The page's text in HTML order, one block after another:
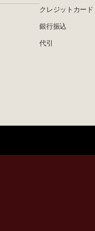
クレジットカード
銀行振込
代引